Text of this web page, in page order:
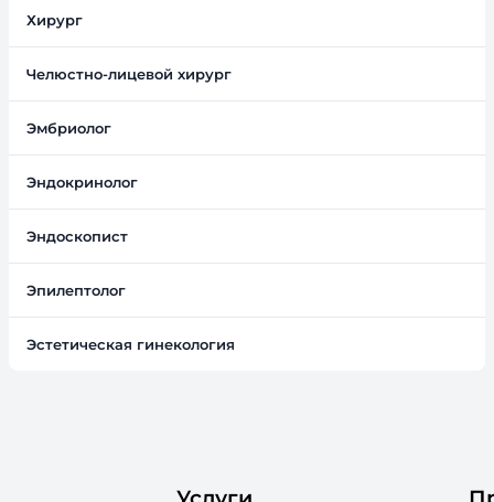
Хирург
Челюстно-лицевой хирург
Эмбриолог
Эндокринолог
Эндоскопист
Эпилептолог
Эстетическая гинекология